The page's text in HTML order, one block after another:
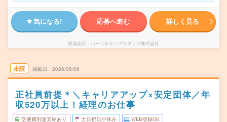
気になる! 応募へ進む 詳しく見る
派遣会社 パーソルテンプスタッフ株式会社
未読 掲載日 2026/08/06
正社員前提＊＼キャリアアップ×安定団体／年
収520万以上！経理のお仕事
交通費別途支給あり 土日祝日が休み WEB登録OK